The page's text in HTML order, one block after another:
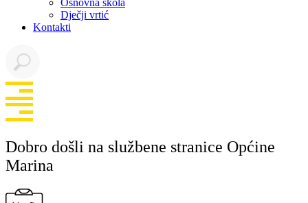
Osnovna škola
Dječji vrtić
Kontakti
Dobro došli na službene stranice Općine
Marina